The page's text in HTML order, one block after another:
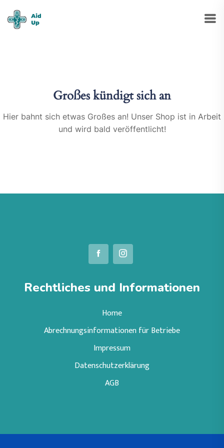
Großes kündigt sich an
Hier bahnt sich etwas Großes an! Unser Shop ist in Arbeit
und wird bald veröffentlicht!
Rechtliches und Informationen
Home
Abrechnungsinformationen für Betriebe
Impressum
Datenschutzerklärung
AGB